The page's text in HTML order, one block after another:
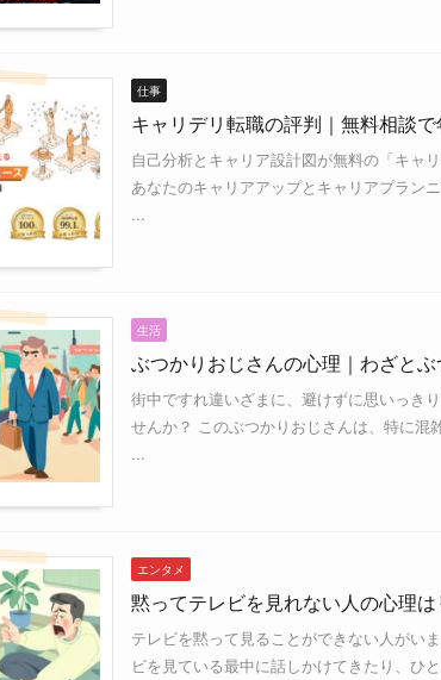
仕事
キャリデリ転職の評判｜無料相談
自己分析とキャリア設計図が無料の「キャ
あなたのキャリアアップとキャリアプラン
...
生活
ぶつかりおじさんの心理｜わざと
街中ですれ違いざまに、避けずに思いっき
せんか？ このぶつかりおじさんは、特に混
...
エンタメ
黙ってテレビを見れない人の心理
テレビを黙って見ることができない人がい
ビを見ている最中に話しかけてきたり、ひ